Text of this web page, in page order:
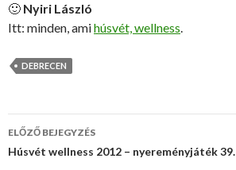
🙂 Nyiri László
Itt: minden, amihúsvét, wellness.
DEBRECEN
Bejegyzés
ELŐZŐ BEJEGYZÉS
Húsvét wellness 2012 – nyereményjáték 39.